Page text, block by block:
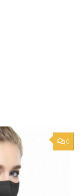
0